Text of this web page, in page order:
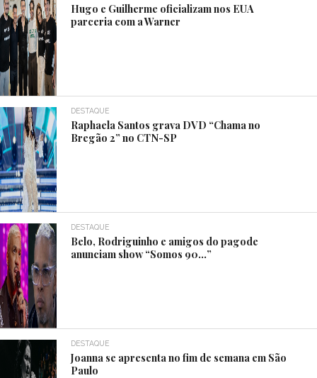
Hugo e Guilherme oficializam nos EUA
parceria com a Warner
DESTAQUE
Raphaela Santos grava DVD “Chama no
Bregão 2” no CTN-SP
DESTAQUE
Belo, Rodriguinho e amigos do pagode
anunciam show “Somos 90…”
DESTAQUE
Joanna se apresenta no fim de semana em São
Paulo